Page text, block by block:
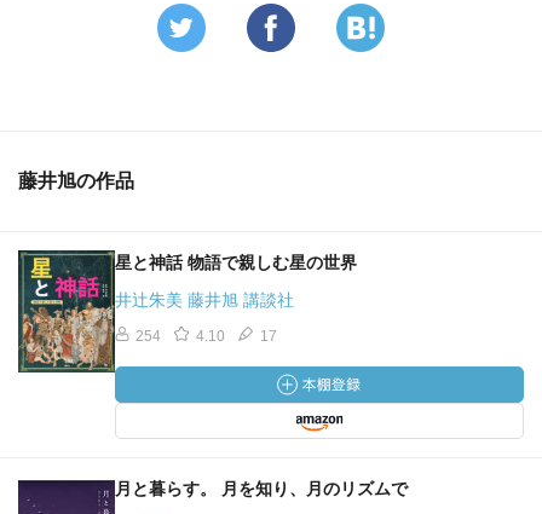
藤井旭の作品
星と神話 物語で親しむ星の世界
井辻朱美 藤井旭 講談社
254 4.10 17
月と暮らす。 月を知り、月のリズムで